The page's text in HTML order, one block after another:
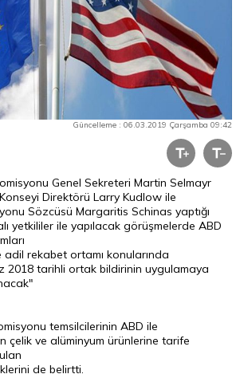
Güncelleme : 06.03.2019 Çarşamba 09:42
Genel Sekreteri Martin Selmayr
Direktörü Larry Kudlow ile
Sözcüsü Margaritis Schinas yaptığı
yetkililer ile yapılacak görüşmelerde ABD
rekabet ortamı konularında
2018 tarihli ortak bildirinin uygulamaya
temsilcilerinin ABD ile
çelik ve alüminyum ürünlerine tarife
de belirtti.